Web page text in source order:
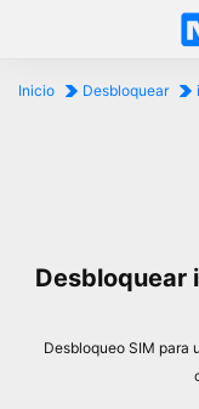
Inicio Desbloquear
Desbloquear
Desbloqueo SIM para